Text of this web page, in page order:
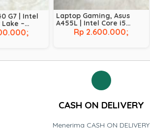
G7 | Intel
–
GB | SSD
Laptop Gaming, Asus
A455L | Intel Core i5
Broadwell – 5200U |
NVIDIA GeForce 930M |
Rp 2.600.000;
CASH ON DELIVERY
Menerima CASH ON DELIVERY